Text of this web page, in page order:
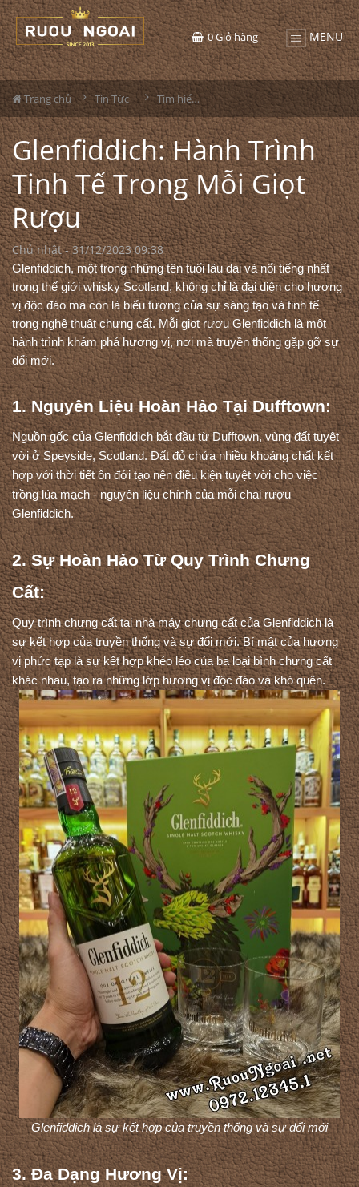
MENU
0Giỏ hàng
Trang chủ Tin Tức Tìm hiểu về rượu
Glenfiddich: Hành Trình
Tinh Tế Trong Mỗi Giọt
Rượu
Chủ nhật - 31/12/2023 09:38
Glenfiddich, một trong những tên tuổi lâu dài và nổi tiếng nhất
trong thế giới whisky Scotland, không chỉ là đại diện cho hương
vị độc đáo mà còn là biểu tượng của sự sáng tạo và tinh tế
trong nghệ thuật chưng cất. Mỗi giọt rượu Glenfiddich là một
hành trình khám phá hương vị, nơi mà truyền thống gặp gỡ sự
đổi mới.
1. Nguyên Liệu Hoàn Hảo Tại Dufftown:
Nguồn gốc của Glenfiddich bắt đầu từ Dufftown, vùng đất tuyệt
vời ở Speyside, Scotland. Đất đỏ chứa nhiều khoáng chất kết
hợp với thời tiết ôn đới tạo nên điều kiện tuyệt vời cho việc
trồng lúa mạch - nguyên liệu chính của mỗi chai rượu
Glenfiddich.
2. Sự Hoàn Hảo Từ Quy Trình Chưng
Cất:
Quy trình chưng cất tại nhà máy chưng cất của Glenfiddich là
sự kết hợp của truyền thống và sự đổi mới. Bí mật của hương
vị phức tạp là sự kết hợp khéo léo của ba loại bình chưng cất
khác nhau, tạo ra những lớp hương vị độc đáo và khó quên.
Glenfiddich là sự kết hợp của truyền thống và sự đổi mới
3. Đa Dạng Hương Vị: